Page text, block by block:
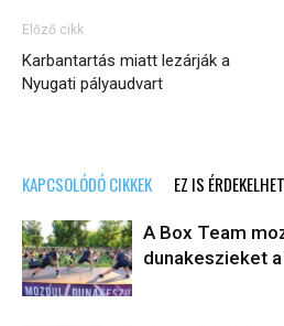
Előző cikk
Karbantartás miatt lezárják a
Nyugati pályaudvart
KAPCSOLÓDÓ CIKKEK EZ IS
A Box Team
dunakeszieket